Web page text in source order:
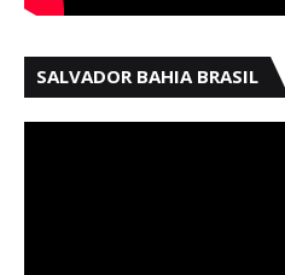
SALVADOR BAHIA BRASIL